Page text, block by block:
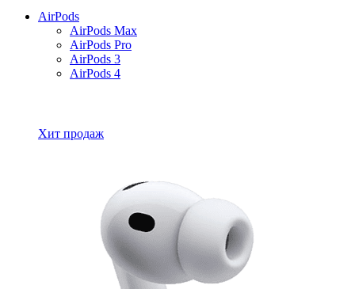
AirPods
AirPods Max
AirPods Pro
AirPods 3
AirPods 4
Хит продаж